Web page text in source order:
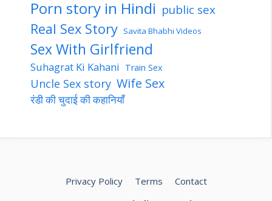
Porn story in Hindi public sex
Real Sex Story Savita Bhabhi Videos
Sex With Girlfriend
Suhagrat Ki Kahani Train Sex
Uncle Sex story Wife Sex
रंडी की चुदाई की कहानियाँ
Privacy Policy Terms
Contact